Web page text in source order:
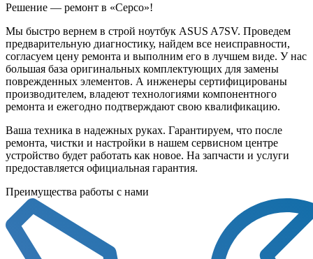
Решение — ремонт в «Серсо»!
Мы быстро вернем в строй ноутбук ASUS A7SV. Проведем
предварительную диагностику, найдем все неисправности,
согласуем цену ремонта и выполним его в лучшем виде. У нас
большая база оригинальных комплектующих для замены
поврежденных элементов. А инженеры сертифицированы
производителем, владеют технологиями компонентного
ремонта и ежегодно подтверждают свою квалификацию.
Ваша техника в надежных руках. Гарантируем, что после
ремонта, чистки и настройки в нашем сервисном центре
устройство будет работать как новое. На запчасти и услуги
предоставляется официальная гарантия.
Преимущества работы с нами